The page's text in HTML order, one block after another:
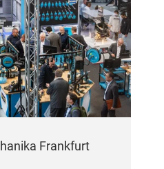
Frankfurt